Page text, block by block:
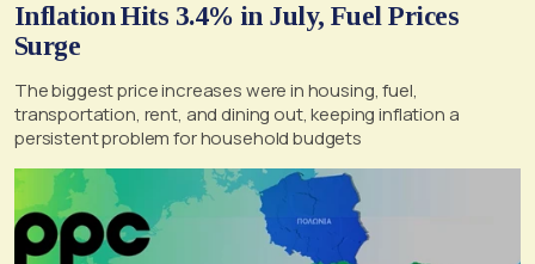
Inflation Hits 3.4% in July, Fuel Prices
Surge
The biggest price increases were in housing, fuel,
transportation, rent, and dining out, keeping inflation a
persistent problem for household budgets